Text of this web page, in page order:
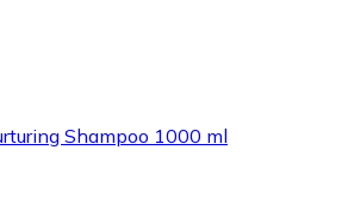
Shampoo 1000 ml